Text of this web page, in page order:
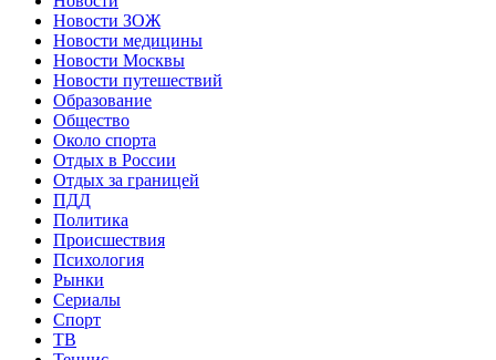
Новости ЗОЖ
Новости медицины
Новости Москвы
Новости путешествий
Образование
Общество
Около спорта
Отдых в России
Отдых за границей
ПДД
Политика
Происшествия
Психология
Рынки
Сериалы
Спорт
ТВ